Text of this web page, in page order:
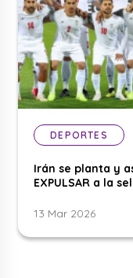
DEPORTES
Irán se planta y
EXPULSAR a la
13 Mar 2026